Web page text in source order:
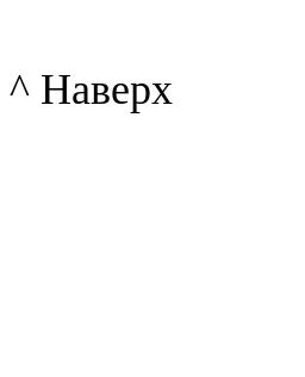
^ Наверх